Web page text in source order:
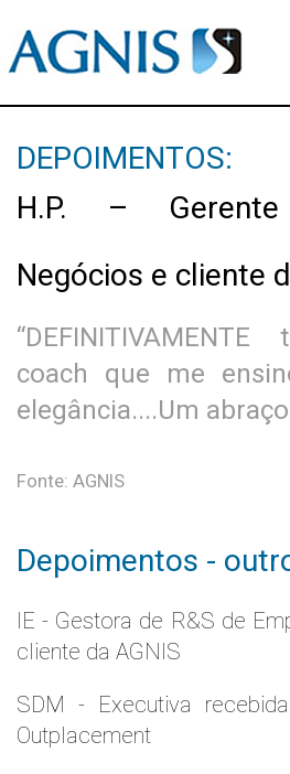
DEPOIMENTOS:
H.P. –
Negócios e cliente
coach que me
elegância....Um
Fonte: AGNIS
Depoimentos -
IE - Gestora de R&S de
cliente da AGNIS
SDM - Executiva
Outplacement